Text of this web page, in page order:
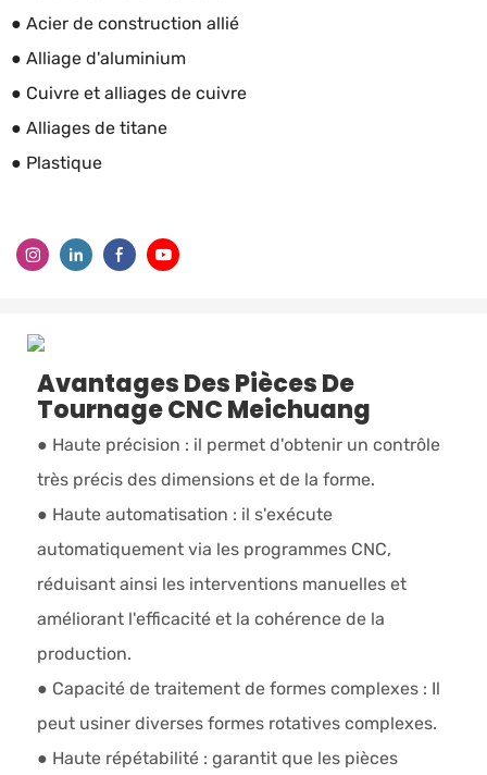
● Acier de construction allié
● Alliage d'aluminium
● Cuivre et alliages de cuivre
● Alliages de titane
● Plastique
Avantages Des Pièces De
Tournage CNC Meichuang
● Haute précision : il permet d'obtenir un contrôle
très précis des dimensions et de la forme.
● Haute automatisation : il s'exécute
automatiquement via les programmes CNC,
réduisant ainsi les interventions manuelles et
améliorant l'efficacité et la cohérence de la
production.
● Capacité de traitement de formes complexes : Il
peut usiner diverses formes rotatives complexes.
● Haute répétabilité : garantit que les pièces